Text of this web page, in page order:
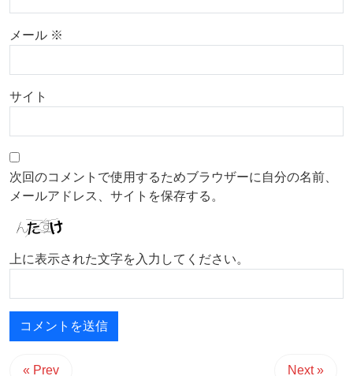
メール ※
サイト
次回のコメントで使用するためブラウザーに自分の名前、
メールアドレス、サイトを保存する。
上に表示された文字を入力してください。
« Prev Next »